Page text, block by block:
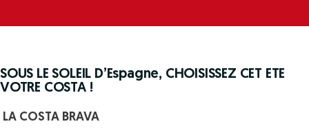
SOUS LE SOLEIL D’Espagne, CHOISISSEZ CET ETE
VOTRE COSTA !
LA COSTA BRAVA